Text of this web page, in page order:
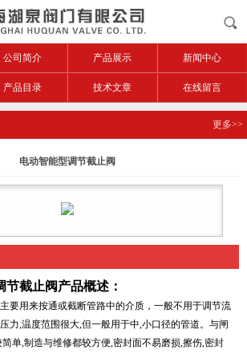
公司简介 产品展示 新闻中心
产品目录 技术文章 在线留言
更多>>
电动智能型调节截止阀
节截止阀产品概述：
主要用来按通或截断管路中的介质，一般不用于调节流
力,温度范围很大,但一般用于中,小口径的管道。与闸
单,制造与维修都较方便,密封面不易磨损,擦伤,密封